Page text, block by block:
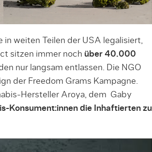
weiten Teilen der USA legalisiert,
sitzen immer noch über 40.000
nur langsam entlassen. Die NGO
der Freedom Grams Kampagne.
Hersteller Aroya, dem Gaby
Konsument:innen die Inhaftierten zu